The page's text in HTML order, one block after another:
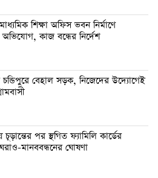
শিক্ষা অফিস ভবন নির্মাণে
কাজ বন্ধের নির্দেশ
চন্ডিপুরে বেহাল সড়ক, নিজেদের উদ্যোগেই
চূড়ান্তের পর স্থগিত ফ্যামিলি কার্ডের
মানববন্ধনের ঘোষণা